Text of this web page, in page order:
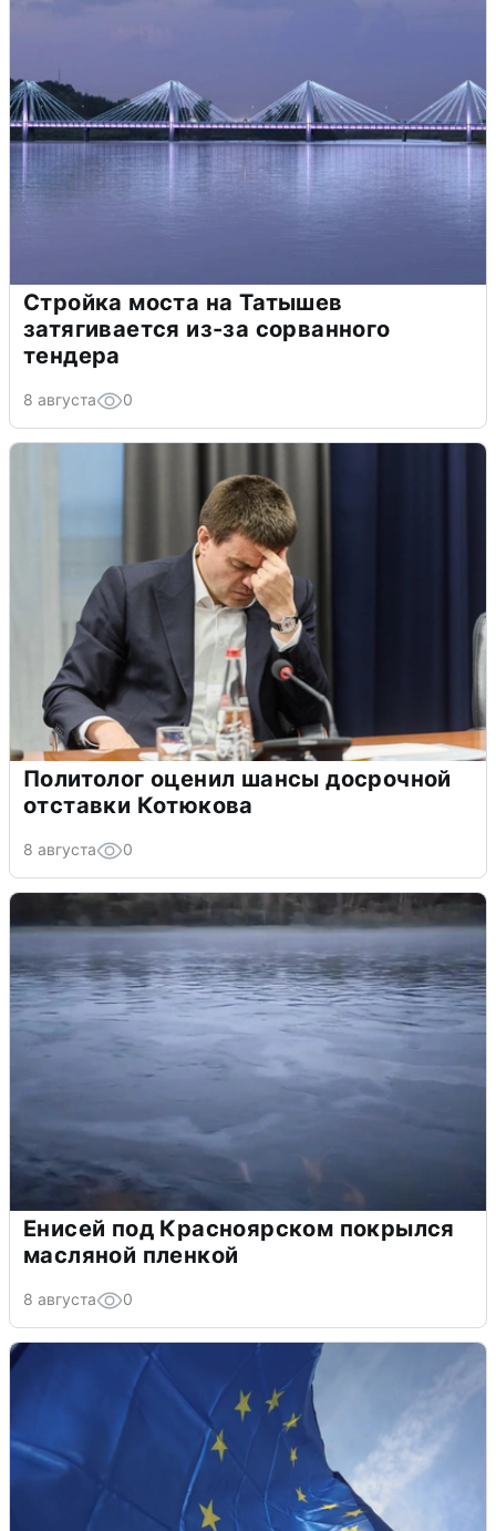
Стройка моста на Татышев
затягивается из-за сорванного
тендера
8 августа 0
Политолог оценил шансы досрочной
отставки Котюкова
8 августа 0
Енисей под Красноярском покрылся
масляной пленкой
8 августа 0